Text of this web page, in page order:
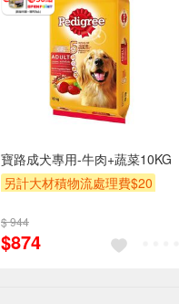
寶路成犬專用-牛肉+蔬菜10KG
另計大材積物流處理費$20
滿額9折
$ 944
$874